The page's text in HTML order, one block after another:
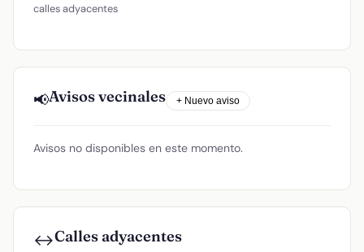
calles adyacentes
📢Avisos vecinales + Nuevo aviso
Avisos no disponibles en este momento.
↔️Calles adyacentes